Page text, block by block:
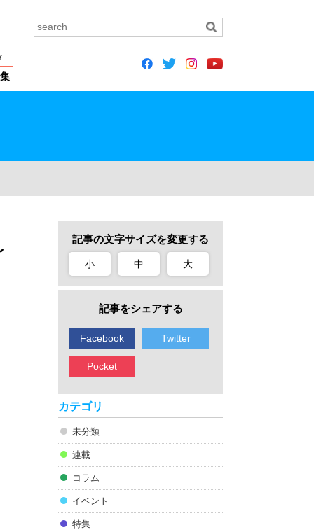
記事の文字サイズを変更する
小 中 大
記事をシェアする
Facebook Twitter
Pocket
カテゴリ
未分類
連載
コラム
イベント
特集